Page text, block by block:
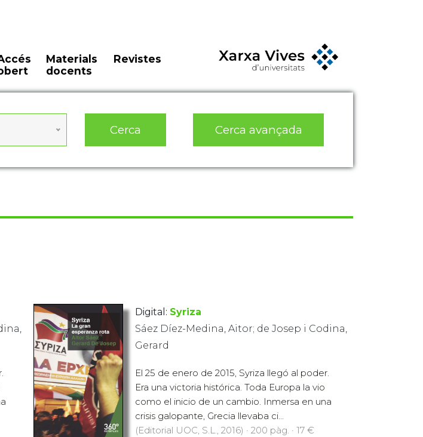
Materials
docents
Revistes
Cerca Cerca avançada
Digital: Syriza
Sáez Díez-Medina, Aitor; de Josep i Codina,
Gerard
El 25 de enero de 2015, Syriza llegó al poder.
Era una victoria histórica. Toda Europa la vio
como el inicio de un cambio. Inmersa en una
crisis galopante, Grecia llevaba ci...
(Editorial UOC, S.L., 2016) · 200 pàg. · 17 €